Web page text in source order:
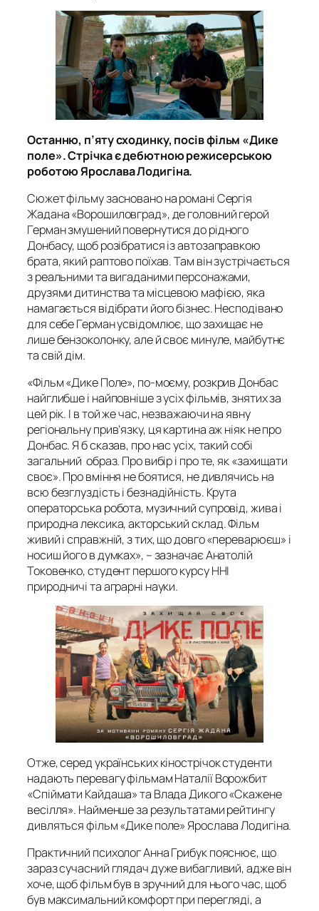
Останню, п’яту сходинку, посів фільм «Дике
поле». Стрічка є дебютною режисерською
роботою Ярослава Лодигіна.
Сюжет фільму засновано на романі Сергія
Жадана «Ворошиловград», де головний герой
Герман змушений повернутися до рідного
Донбасу, щоб розібратися із автозаправкою
брата, який раптово поїхав. Там він зустрічається
з реальними та вигаданими персонажами,
друзями дитинства та місцевою мафією, яка
намагається відібрати його бізнес. Несподівано
для себе Герман усвідомлює, що захищає не
лише бензоколонку, але й своє минуле, майбутнє
та свій дім.
«Фільм «Дике Поле», по-моєму, розкрив Донбас
найглибше і найповніше з усіх фільмів, знятих за
цей рік. І в той же час, незважаючи на явну
регіональну прив’язку, ця картина аж ніяк не про
Донбас. Я б сказав, про нас усіх, такий собі
загальний образ. Про вибір і про те, як «захищати
своє». Про вміння не боятися, не дивлячись на
всю безглуздість і безнадійність. Крута
операторська робота, музичний супровід, жива і
природна лексика, акторський склад. Фільм
живий і справжній, з тих, що довго «переварюєш» і
носиш його в думках», – зазначає Анатолій
Токовенко, студент першого курсу ННІ
природничі та аграрні науки.
Отже, серед українських кінострічок студенти
надають перевагу фільмам Наталії Ворожбит
«Спіймати Кайдаша» та Влада Дикого «Скажене
весілля». Найменше за результатами рейтингу
дивляться фільм «Дике поле» Ярослава Лодигіна.
Практичний психолог Анна Грибук пояснює, що
зараз сучасний глядач дуже вибагливий, адже він
хоче, щоб фільм був в зручний для нього час, щоб
був максимальний комфорт при перегляді, а